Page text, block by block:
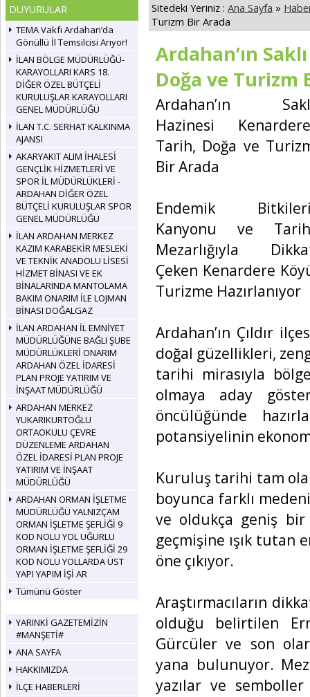
DUYURULAR
TEMA Vakfı Ardahan’da
Gönüllü İl Temsilcisi Arıyor!
İLAN BÖLGE MÜDÜRLÜĞÜ-
KARAYOLLARI KARS 18.
DİĞER ÖZEL BÜTÇELİ
KURULUŞLAR KARAYOLLARI
GENEL MÜDÜRLÜĞÜ
İLAN T.C. SERHAT KALKINMA
AJANSI
AKARYAKIT ALIM İHALESİ
GENÇLİK HİZMETLERİ VE
SPOR İL MÜDÜRLÜKLERİ -
ARDAHAN DİĞER ÖZEL
BÜTÇELİ KURULUŞLAR SPOR
GENEL MÜDÜRLÜĞÜ
İLAN ARDAHAN MERKEZ
KAZIM KARABEKİR MESLEKİ
VE TEKNİK ANADOLU LİSESİ
HİZMET BİNASI VE EK
BİNALARINDA MANTOLAMA
BAKIM ONARIM İLE LOJMAN
BİNASI DOĞALGAZ
İLAN ARDAHAN İL EMNİYET
MÜDÜRLÜĞÜNE BAĞLI ŞUBE
MÜDÜRLÜKLERİ ONARIM
ARDAHAN ÖZEL İDARESİ
PLAN PROJE YATIRIM VE
İNŞAAT MÜDÜRLÜĞÜ
ARDAHAN MERKEZ
YUKARIKURTOĞLU
ORTAOKULU ÇEVRE
DÜZENLEME ARDAHAN
ÖZEL İDARESİ PLAN PROJE
YATIRIM VE İNŞAAT
MÜDÜRLÜĞÜ
ARDAHAN ORMAN İŞLETME
MÜDÜRLÜĞÜ YALNIZÇAM
ORMAN İŞLETME ŞEFLİĞİ 9
KOD NOLU YOL UĞURLU
ORMAN İŞLETME ŞEFLİĞİ 29
KOD NOLU YOLLARDA ÜST
YAPI YAPIM İŞİ AR
Tümünü Göster
YARINKİ GAZETEMİZİN
#MANŞETİ#
ANA SAYFA
HAKKIMIZDA
İLÇE HABERLERİ
Sitedeki Yeriniz : Ana Sayfa »
Turizm Bir Arada
Ardahan’ın
Doğa ve Turizm
Ardahan’ın
Hazinesi
Tarih, Doğa ve
Bir Arada
Endemik
Kanyonu ve
Mezarlığıyla
Çeken Kenardere
Turizme Hazırlanıyor
Ardahan’ın Çıldır
doğal güzellikleri,
tarihi mirasıyla
olmaya aday
öncülüğünde
potansiyelinin
Kuruluş tarihi tam
boyunca farklı
ve oldukça geniş bir
geçmişine ışık
öne çıkıyor.
Araştırmacıların
olduğu belirtilen
Gürcüler ve son
yana bulunuyor.
yazılar ve